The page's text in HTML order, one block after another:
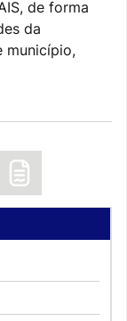
de forma
da
município,